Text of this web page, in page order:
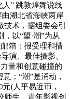
人” 跳敦煌舞说线
湖北省海峡两岸
术，据组委会引
以“望·潮”为从
箱：报受理和措
演、最佳摄影、
量和创意碰撞的
；“潮”是涌动，
(人平易近币，
师生、青年影视创